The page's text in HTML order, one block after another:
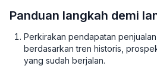
Panduan langkah demi
Perkirakan pendapatan
berdasarkan tren historis,
yang sudah berjalan.